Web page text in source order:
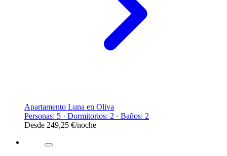
Apartamento Luna en Oliva
Personas: 5 · Dormitorios: 2 · Baños: 2
Desde 249,25 €/noche